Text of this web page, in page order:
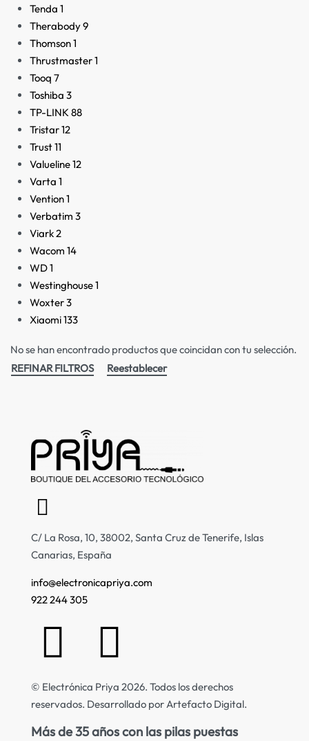
Tenda 1
Therabody9
Thomson1
Thrustmaster1
Tooq 7
Toshiba 3
TP-LINK 88
Tristar12
Trust11
Valueline12
Varta 1
Vention1
Verbatim 3
Viark2
Wacom 14
WD1
Westinghouse1
Woxter3
Xiaomi133
No se han encontrado productos que coincidan con tu selección.
REFINAR FILTROS
Reestablecer
C/ La Rosa, 10, 38002, Santa Cruz de Tenerife, Islas
Canarias, España
info@electronicapriya.com
922 244 305
© Electrónica Priya 2026. Todos los derechos
reservados. Desarrollado por Artefacto Digital.
Más de 35 años con las pilas puestas